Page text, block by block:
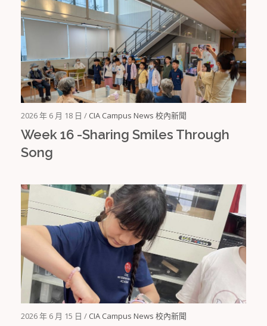
2026 年 6 月 18 日 / CIA Campus News 校內新聞
Week 16 -Sharing Smiles Through
Song
2026 年 6 月 15 日 / CIA Campus News 校內新聞